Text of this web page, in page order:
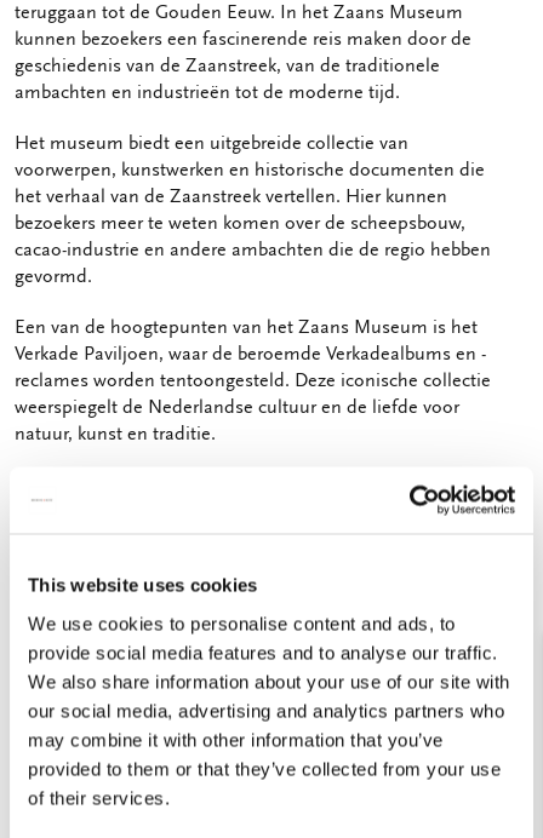
This website uses cookies
We use cookies to personalise content and ads, to
provide social media features and to analyse our traffic.
We also share information about your use of our site with
our social media, advertising and analytics partners who
may combine it with other information that you’ve
provided to them or that they’ve collected from your use
of their services.
teruggaan tot de Gouden Eeuw. In het Zaans Museum
kunnen bezoekers een fascinerende reis maken door de
geschiedenis van de Zaanstreek, van de traditionele
ambachten en industrieën tot de moderne tijd.
Het museum biedt een uitgebreide collectie van
voorwerpen, kunstwerken en historische documenten die
het verhaal van de Zaanstreek vertellen. Hier kunnen
bezoekers meer te weten komen over de scheepsbouw,
cacao-industrie en andere ambachten die de regio hebben
gevormd.
Een van de hoogtepunten van het Zaans Museum is het
Verkade Paviljoen, waar de beroemde Verkadealbums en -
reclames worden tentoongesteld. Deze iconische collectie
weerspiegelt de Nederlandse cultuur en de liefde voor
natuur, kunst en traditie.
Filters
Toevoegen
aan
aan